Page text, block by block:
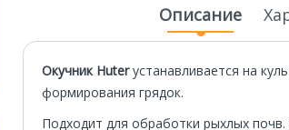
Описание
Окучник Huterустанавливается на
формирования грядок.
Подходит для обработки рыхлых